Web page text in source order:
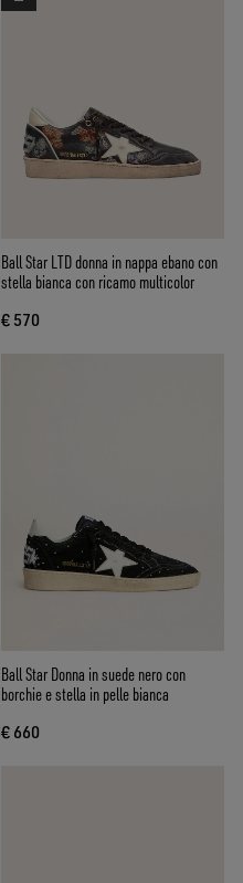
Ball Star LTD donna in nappa ebano con
stella bianca con ricamo multicolor
€ 570
Ball Star Donna in suede nero con
borchie e stella in pelle bianca
€ 660